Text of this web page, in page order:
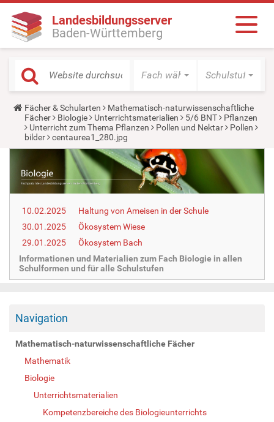
Landesbildungsserver
Baden-Württemberg
Fach wählen Schulstufe
Y
o
u
a
r
e
r
e
Fächer & Schularten
Mathematisch-naturwissenschaftliche
Fächer
Biologie Unterrichtsmaterialien 5/6 BNT
Pflanzen
Unterricht zum Thema Pflanzen
Pollen und Nektar
Pollen
bilder
centaurea1_280.jpg
10.02.2025
Haltung von Ameisen in der Schule
30.01.2025
Ökosystem Wiese
29.01.2025
Ökosystem Bach
Informationen und Materialien zum Fach Biologie in allen
Schulformen und für alle Schulstufen
Navigation
Mathematisch-naturwissenschaftliche Fächer
Mathematik
Biologie
Unterrichtsmaterialien
Kompetenzbereiche des Biologieunterrichts